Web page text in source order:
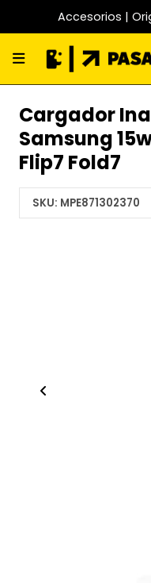
Accesorios |
Cargador
Samsung
Flip7 Fold7
SKU: MPE871302370